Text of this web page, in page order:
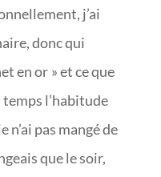
j’ai
donc qui
en or » et ce que
temps l’habitude
n’ai pas mangé de
que le soir,